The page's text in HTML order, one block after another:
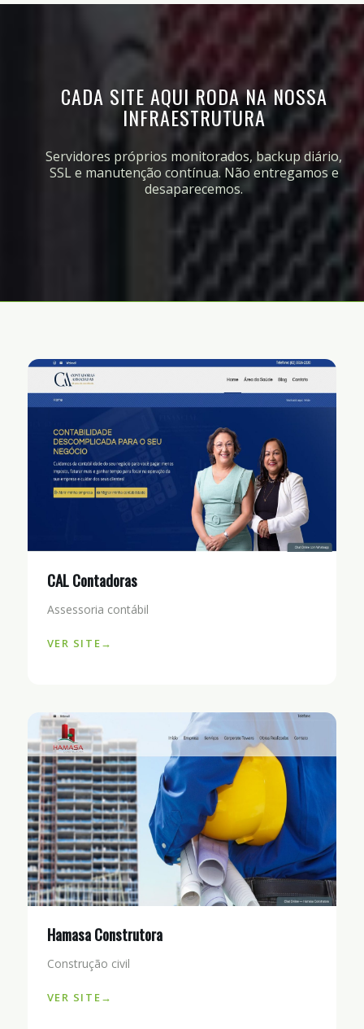
CADA SITE AQUI RODA NA NOSSA
INFRAESTRUTURA
Servidores próprios monitorados, backup diário,
SSL e manutenção contínua. Não entregamos e
desaparecemos.
CAL Contadoras
Assessoria contábil
VER SITE
Hamasa Construtora
Construção civil
VER SITE